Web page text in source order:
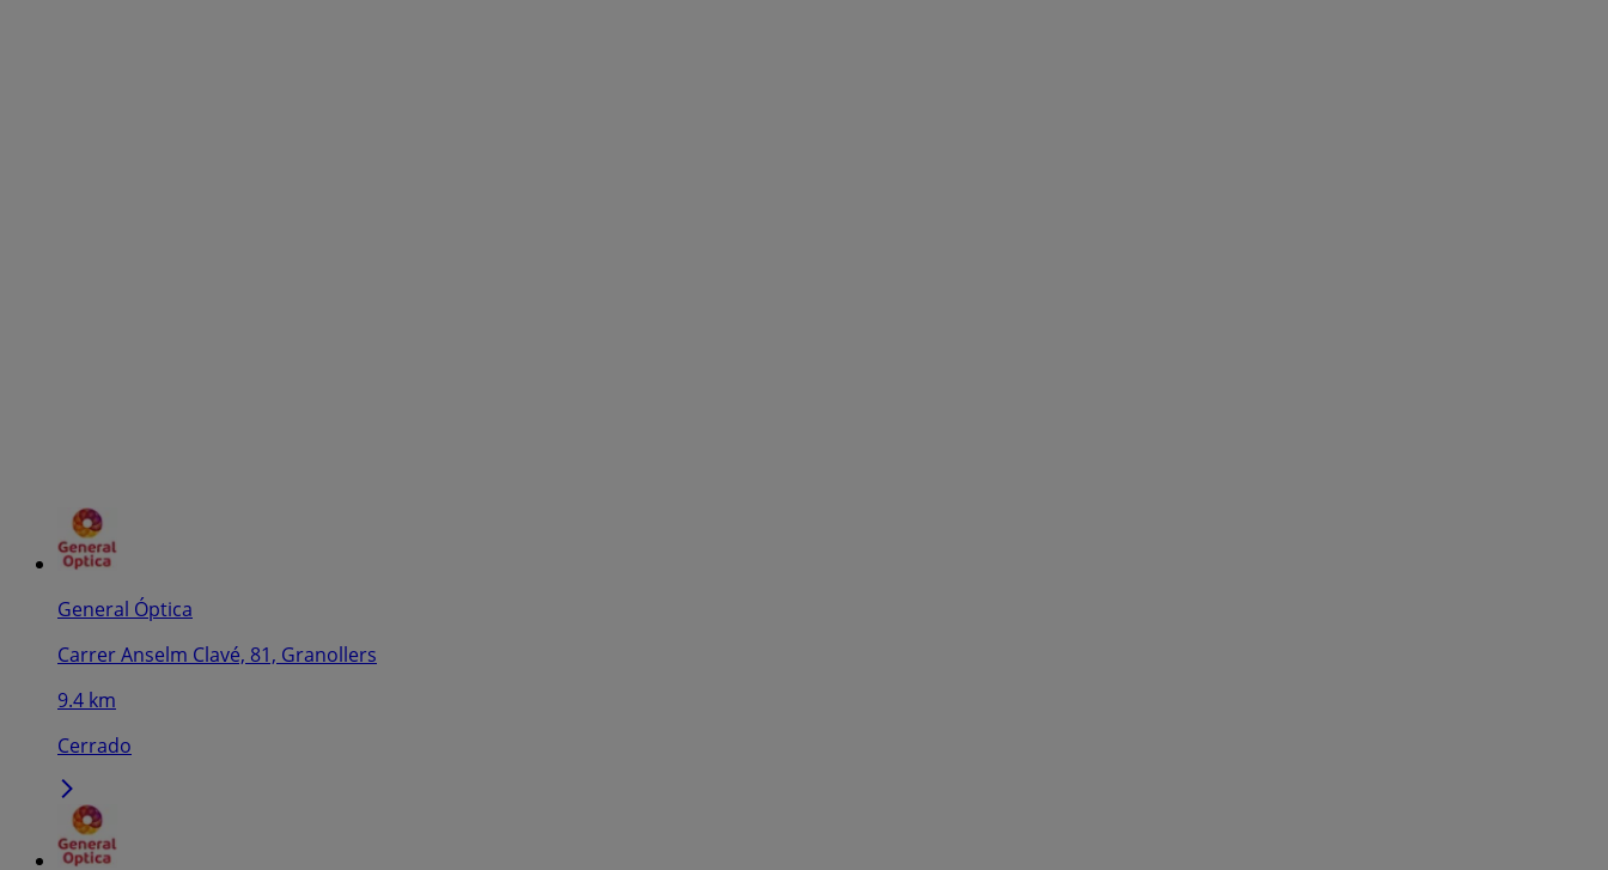
General Óptica
Carrer Anselm Clavé, 81, Granollers
9.4 km
Cerrado